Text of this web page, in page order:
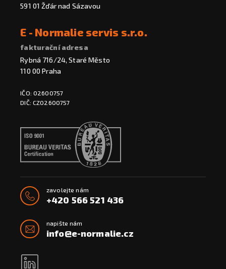
591 01 Žďár nad Sázavou
E - Normalie servis s.r.o.
fakturační adresa
Rybná 716/24, Staré Město
110 00 Praha
IČO: 02600757
DIČ: CZ02600757
zavolejte nám
+420 566 521 436
napište nám
info@e-normalie.cz